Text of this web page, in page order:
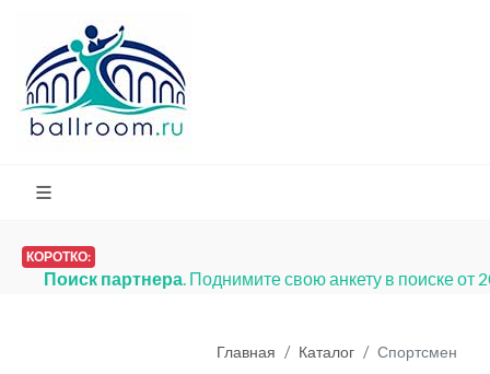
КОРОТКО:
Поиск партнера. Поднимите свою анкету в поиске от
Главная Каталог Спортсмен